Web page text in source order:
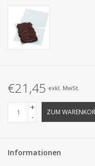
€21,45 exkl. MwSt.
+
-
ZUM
Informationen